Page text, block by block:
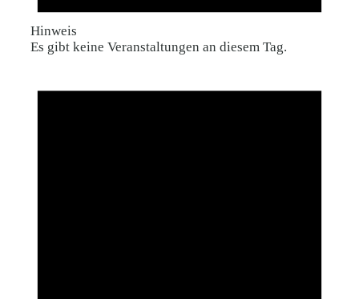
Hinweis
Es gibt keine Veranstaltungen an diesem Tag.